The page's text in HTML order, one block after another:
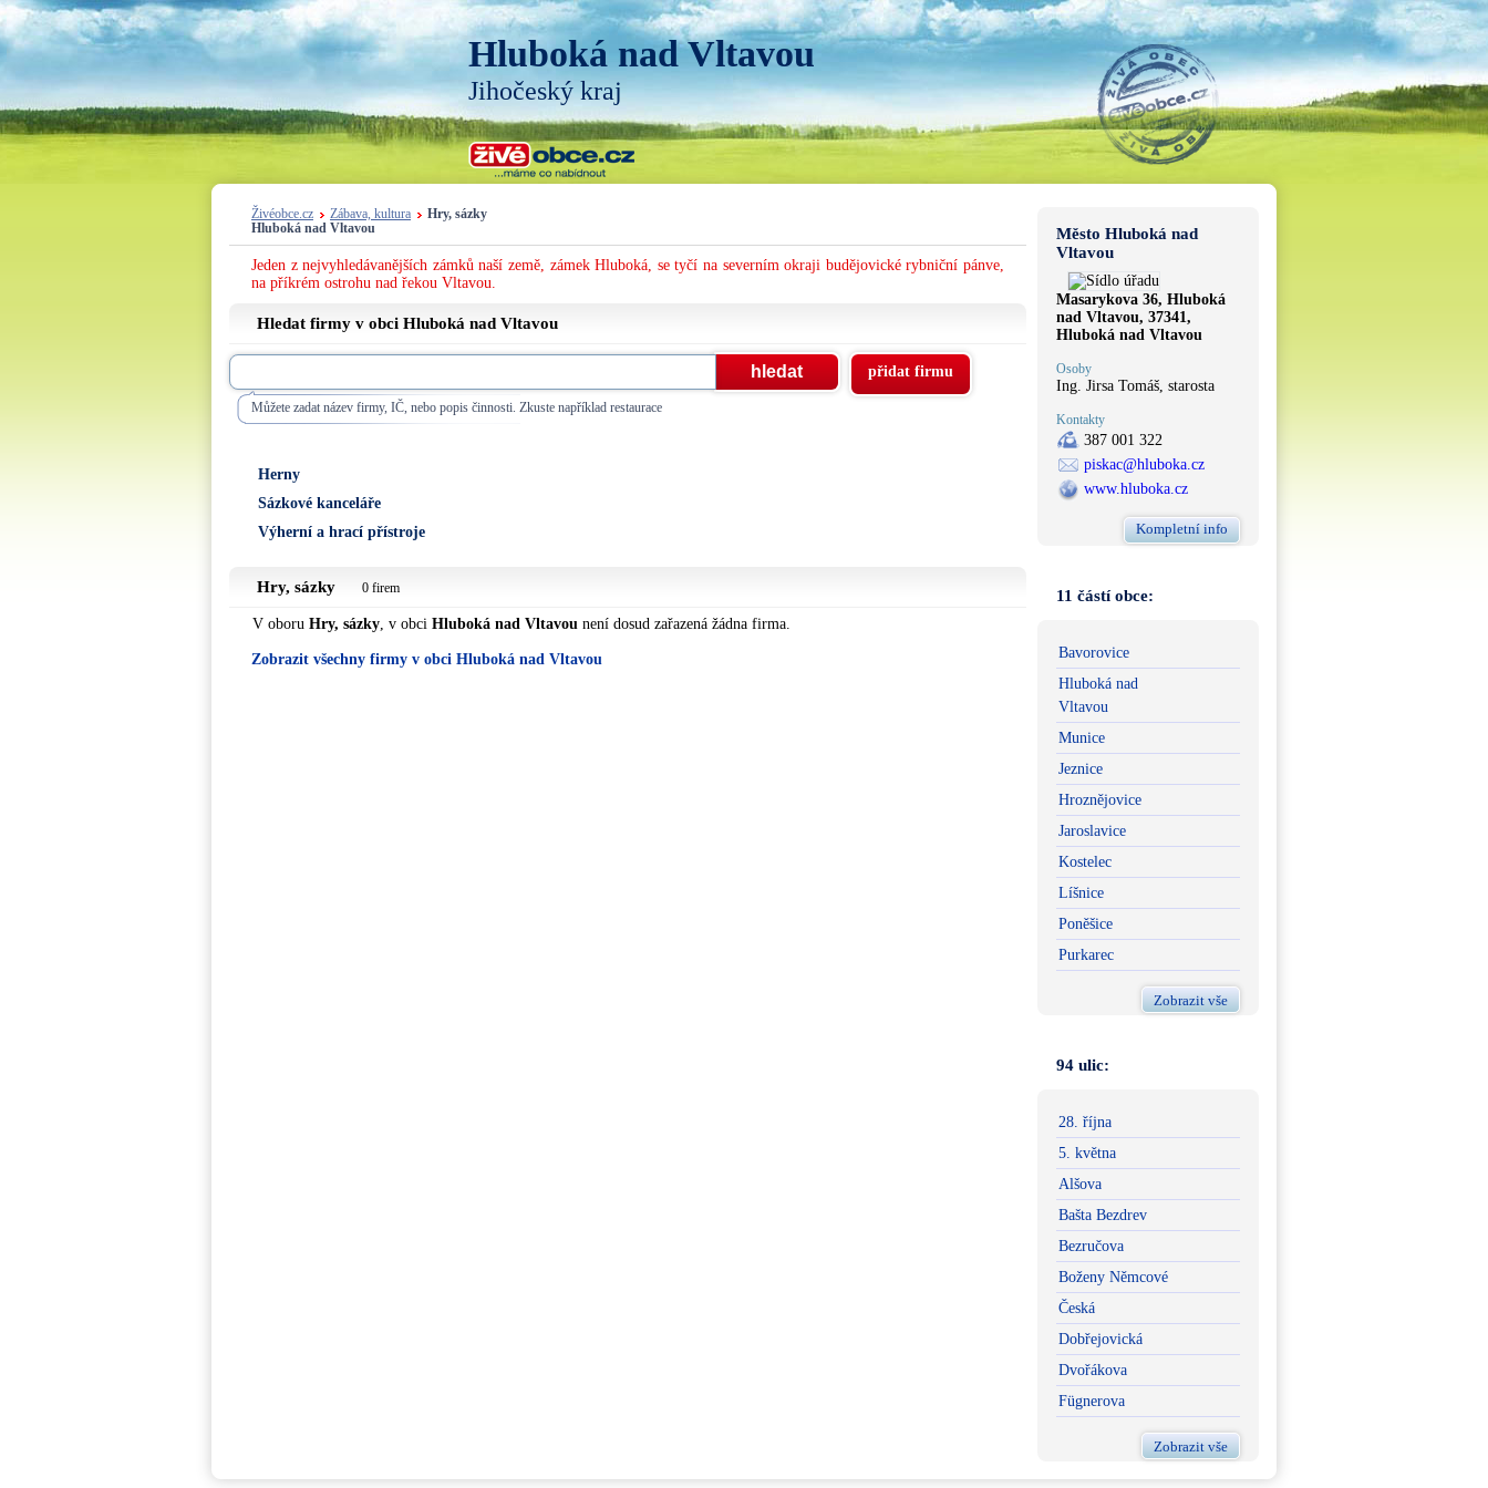
Hluboká nad Vltavou
Jihočeský kraj
Živéobce.cz Zábava, kultura
Hry, sázky
Hluboká nad Vltavou
Jeden z nejvyhledávanějších zámků naší země, zámek Hluboká, se tyčí na severním okraji budějovické rybniční pánve,
na příkrém ostrohu nad řekou Vltavou.
Hledat firmy v obci Hluboká nad Vltavou
Můžete zadat název firmy, IČ, nebo popis činnosti. Zkuste například restaurace
přidat firmu
Herny
Sázkové kanceláře
Výherní a hrací přístroje
Hry, sázky 0 firem
V oboru Hry, sázky, v obci Hluboká nad Vltavou není dosud zařazená žádna firma.
Zobrazit všechny firmy v obci Hluboká nad Vltavou
Město Hluboká nad
Vltavou
Masarykova 36, Hluboká
nad Vltavou, 37341,
Hluboká nad Vltavou
Osoby
Ing. Jirsa Tomáš, starosta
Kontakty
387 001 322
piskac@hluboka.cz
www.hluboka.cz
Kompletní info
11 částí obce:
Bavorovice
Hluboká nad
Vltavou
Munice
Jeznice
Hroznějovice
Jaroslavice
Kostelec
Líšnice
Poněšice
Purkarec
Zobrazit vše
94 ulic:
28. října
5. května
Alšova
Bašta Bezdrev
Bezručova
Boženy Němcové
Česká
Dobřejovická
Dvořákova
Fügnerova
Zobrazit vše